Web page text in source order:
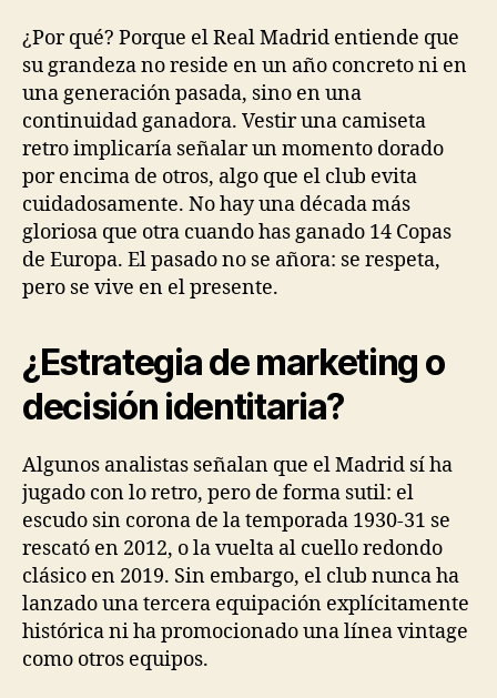
¿Por qué? Porque el Real Madrid entiende que
su grandeza no reside en un año concreto ni en
una generación pasada, sino en una
continuidad ganadora. Vestir una camiseta
retro implicaría señalar un momento dorado
por encima de otros, algo que el club evita
cuidadosamente. No hay una década más
gloriosa que otra cuando has ganado 14 Copas
de Europa. El pasado no se añora: se respeta,
pero se vive en el presente.
¿Estrategia de marketing o
decisión identitaria?
Algunos analistas señalan que el Madrid sí ha
jugado con lo retro, pero de forma sutil: el
escudo sin corona de la temporada 1930-31 se
rescató en 2012, o la vuelta al cuello redondo
clásico en 2019. Sin embargo, el club nunca ha
lanzado una tercera equipación explícitamente
histórica ni ha promocionado una línea vintage
como otros equipos.